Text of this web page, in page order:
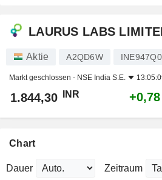
LAURUS LABS
Aktie A2QD6W
Markt geschlossen - NSE India S.E.
1.844,30 INR
Chart
Dauer Zeitraum